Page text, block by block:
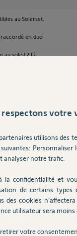
au Solarset.
en duo
au soleil ? Là
de câble donc se
l’intérieur).
respectons votre
utilisons des
analyser notre trafic.
confidentialité et
de certains types
des cookies
utilisateur sera moins
votre